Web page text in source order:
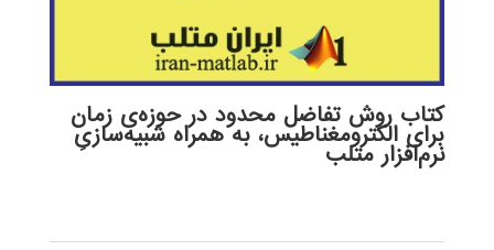
کتاب روش تفاضل محدود در حوزه‌ی زمان
برای الکترومغناطیس، به همراه شبیه‌سازیِ
نرم‌افزار متلب